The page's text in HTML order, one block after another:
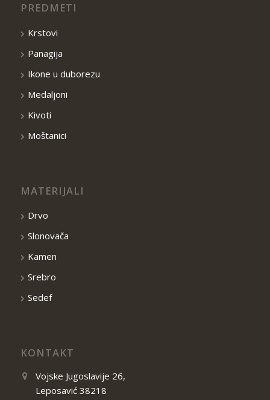
PREDMETI
Krstovi
Panagija
Ikone u duborezu
Medaljoni
Kivoti
Moštanici
MATERIJALI
Drvo
Slonovača
Kamen
Srebro
Sedef
KONTAKT
Vojske Jugoslavije 26,
Leposavić 38218